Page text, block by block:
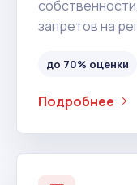
запретов на
до 70% оценки
Подробнее